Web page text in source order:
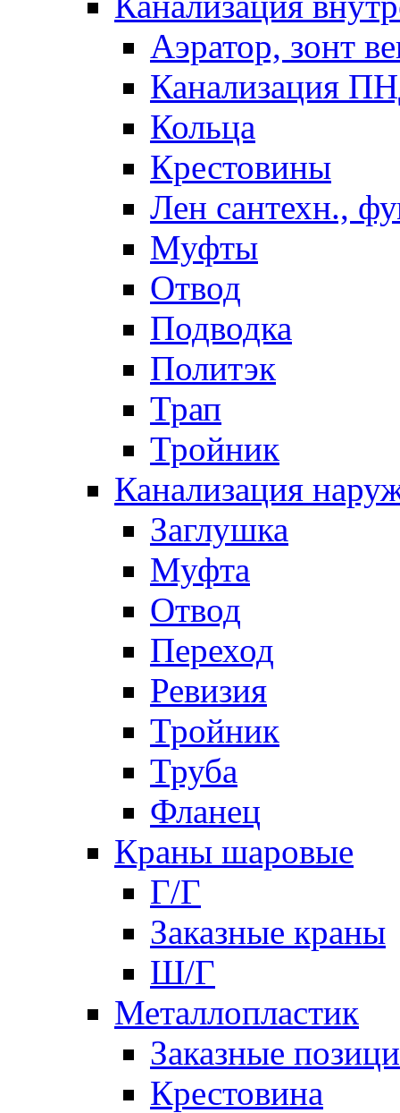
Аэратор, зонт
Канализация
Кольца
Крестовины
Лен сантехн.,
Муфты
Отвод
Подводка
Политэк
Трап
Тройник
Канализация
Заглушка
Муфта
Отвод
Переход
Ревизия
Тройник
Труба
Фланец
Краны шаровые
Г/Г
Заказные краны
Ш/Г
Металлопластик
Заказные
Крестовина